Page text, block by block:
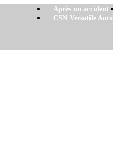
Après un accident
CSN Versatile Auto